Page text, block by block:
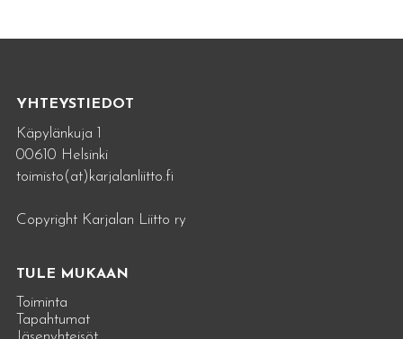
YHTEYSTIEDOT
Käpylänkuja 1
00610 Helsinki
toimisto(at)karjalanliitto.fi
Copyright Karjalan Liitto ry
TULE MUKAAN
Toiminta
Tapahtumat